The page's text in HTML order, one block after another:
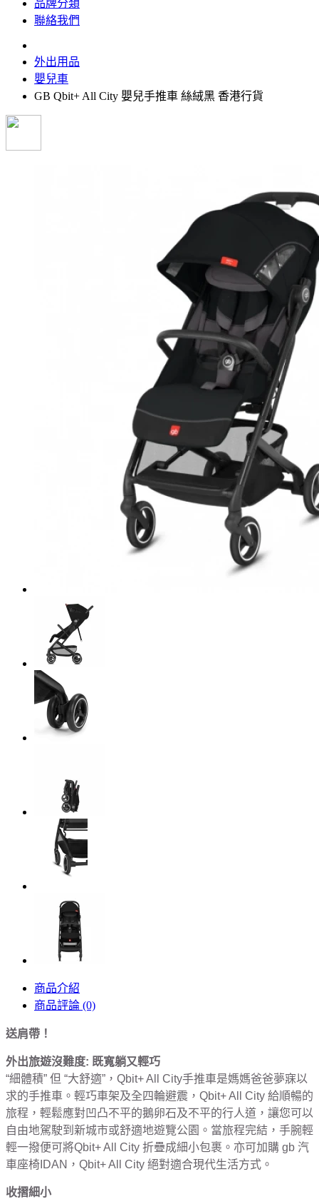
品牌分類
聯絡我們
外出用品
嬰兒車
GB Qbit+ All City 嬰兒手推車 絲絨黑 香港行貨
商品介紹
商品評論 (0)
送肩帶！
外出旅遊沒難度: 既寬躺又輕巧
“細體積” 但 “大舒適” ， Qbit+ All City手推車是媽媽爸爸夢寐以
求的手推車。輕巧車架及全四輪避震， Qbit+ All City 給順暢的
旅程，輕鬆應對凹凸不平的鵝卵石及不平的行人道，讓您可以
自由地駕駛到新城市或舒適地遊覽公園。當旅程完結，手腕輕
輕一撥便可將Qbit+ All City 折疊成細小包裹。亦可加購 gb 汽
車座椅 IDAN ， Qbit+ All City 絕對適合現代生活方式。
收摺細小